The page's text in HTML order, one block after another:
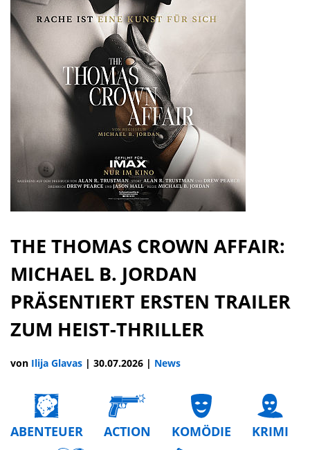
THE THOMAS CROWN AFFAIR:
MICHAEL B. JORDAN
PRÄSENTIERT ERSTEN TRAILER
ZUM HEIST-THRILLER
von Ilija Glavas | 30.07.2026 | News
ABENTEUER ACTION KOMÖDIE KRIMI